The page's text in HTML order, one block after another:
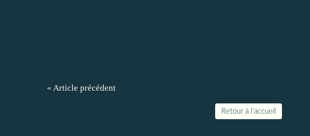
« Article précédent
Retour à l'accueil